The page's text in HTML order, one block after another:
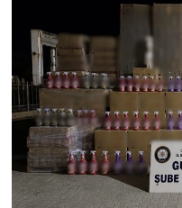
Video Haber
Yaşam
Yeme-İçme
Yemek